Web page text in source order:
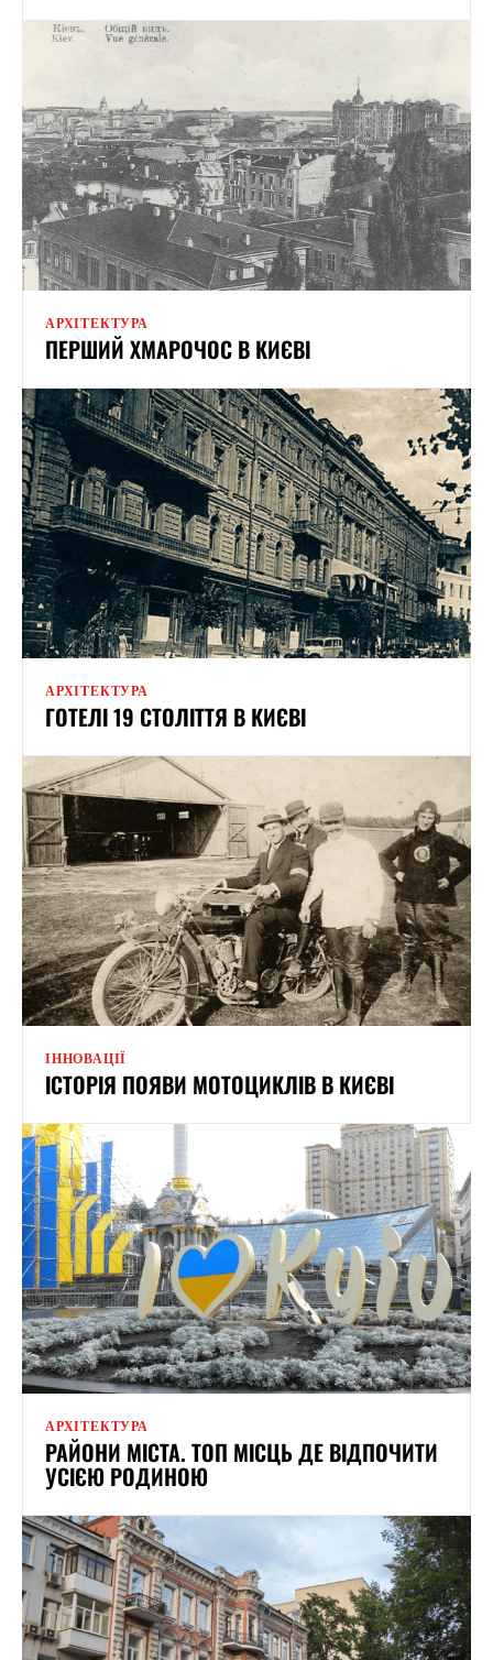
АРХІТЕКТУРА
ПЕРШИЙ ХМАРОЧОС В КИЄВІ
АРХІТЕКТУРА
ГОТЕЛІ 19 СТОЛІТТЯ В КИЄВІ
ІННОВАЦІЇ
ІСТОРІЯ ПОЯВИ МОТОЦИКЛІВ В КИЄВІ
АРХІТЕКТУРА
РАЙОНИ МІСТА. ТОП МІСЦЬ ДЕ ВІДПОЧИТИ
УСІЄЮ РОДИНОЮ